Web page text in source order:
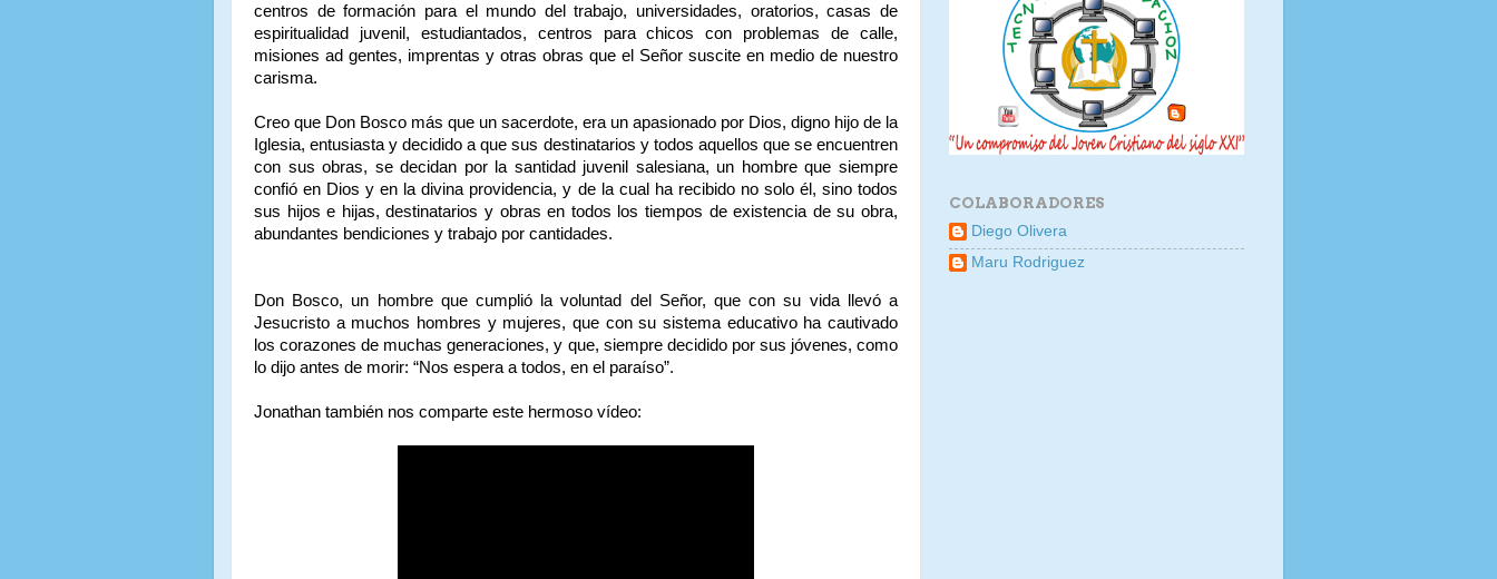
centros de formación para el mundo del trabajo, universidades, oratorios, casas de
espiritualidad juvenil, estudiantados, centros para chicos con problemas de calle,
misiones ad gentes, imprentas y otras obras que el Señor suscite en medio de nuestro
carisma.
Creo que Don Bosco más que un sacerdote, era un apasionado por Dios, digno hijo de la
Iglesia, entusiasta y decidido a que sus destinatarios y todos aquellos que se encuentren
con sus obras, se decidan por la santidad juvenil salesiana, un hombre que siempre
confió en Dios y en la divina providencia, y de la cual ha recibido no solo él, sino todos
sus hijos e hijas, destinatarios y obras en todos los tiempos de existencia de su obra,
abundantes bendiciones y trabajo por cantidades.
Don Bosco, un hombre que cumplió la voluntad del Señor, que con su vida llevó a
Jesucristo a muchos hombres y mujeres, que con su sistema educativo ha cautivado
los corazones de muchas generaciones, y que, siempre decidido por sus jóvenes, como
lo dijo antes de morir: “Nos espera a todos, en el paraíso”.
Jonathan también nos comparte este hermoso vídeo:
COLABORADORES
Diego Olivera
Maru Rodriguez